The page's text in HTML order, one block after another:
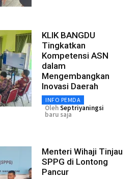
KLIK BANGDU
Tingkatkan
Kompetensi ASN
dalam
Mengembangkan
Inovasi Daerah
INFO PEMDA
OlehSeptriyaningsi
baru saja
Menteri Wihaji Tinjau
SPPG di Lontong
Pancur